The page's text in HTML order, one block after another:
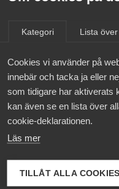
Kategori Lista
Cookies vi använder på
innebär och tacka ja eller
som tidigare har aktiverats
kan även se en lista över
cookie-deklarationen.
Läs mer
TILLÅT ALLA COOKIES
– En global
Europa fram till
Andreas Åström,
Molntjänster är
över internet
en dator så
kan göra vissa
begränsas.